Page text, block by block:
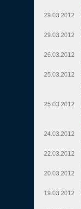
29.03.2012
29.03.2012
26.03.2012
25.03.2012
25.03.2012
24.03.2012
22.03.2012
20.03.2012
19.03.2012